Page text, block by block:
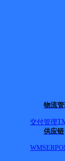
物流
交付管理
供应链
WMSERP